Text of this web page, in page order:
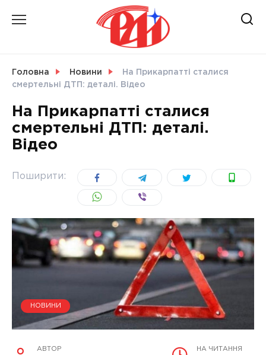
Головна Новини
На Прикарпатті сталися
смертельні ДТП: деталі. Відео
На Прикарпатті сталися
смертельні ДТП: деталі.
Відео
Поширити:
НОВИНИ
АВТОР НА ЧИТАННЯ